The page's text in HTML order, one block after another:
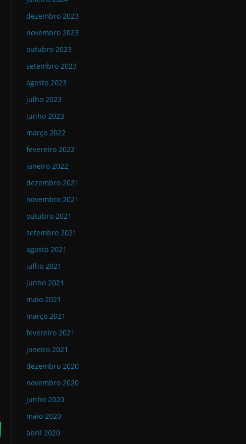
dezembro 2023
novembro 2023
outubro 2023
setembro 2023
agosto 2023
julho 2023
junho 2023
março 2022
fevereiro 2022
janeiro 2022
dezembro 2021
novembro 2021
outubro 2021
setembro 2021
agosto 2021
julho 2021
junho 2021
maio 2021
março 2021
fevereiro 2021
janeiro 2021
dezembro 2020
novembro 2020
junho 2020
maio 2020
abril 2020